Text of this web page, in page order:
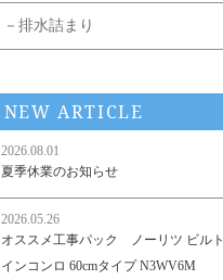
－排水詰まり
NEW ARTICLE
2026.08.01
夏季休業のお知らせ
2026.05.26
オススメ工事パック ノーリツ ビルト
インコンロ 60cmタイプ N3WV6M